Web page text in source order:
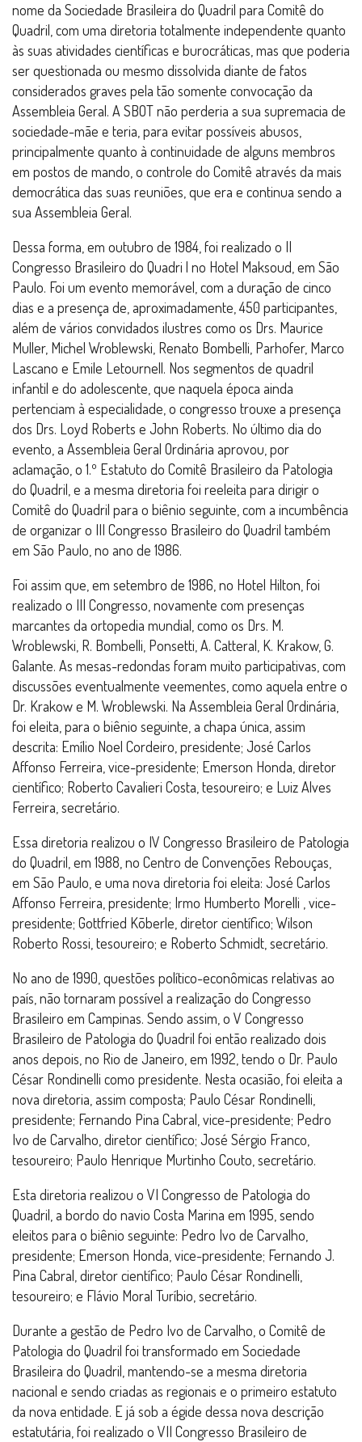
nome da Sociedade Brasileira do Quadril para Comitê do
Quadril, com uma diretoria totalmente independente quanto
às suas atividades científicas e burocráticas, mas que poderia
ser questionada ou mesmo dissolvida diante de fatos
considerados graves pela tão somente convocação da
Assembleia Geral. A SBOT não perderia a sua supremacia de
sociedade-mãe e teria, para evitar possíveis abusos,
principalmente quanto à continuidade de alguns membros
em postos de mando, o controle do Comitê através da mais
democrática das suas reuniões, que era e continua sendo a
sua Assembleia Geral.
Dessa forma, em outubro de 1984, foi realizado o II
Congresso Brasileiro do Quadri l no Hotel Maksoud, em São
Paulo. Foi um evento memorável, com a duração de cinco
dias e a presença de, aproximadamente, 450 participantes,
além de vários convidados ilustres como os Drs. Maurice
Muller, Michel Wroblewski, Renato Bombelli, Parhofer, Marco
Lascano e Emile Letournell. Nos segmentos de quadril
infantil e do adolescente, que naquela época ainda
pertenciam à especialidade, o congresso trouxe a presença
dos Drs. Loyd Roberts e John Roberts. No último dia do
evento, a Assembleia Geral Ordinária aprovou, por
aclamação, o 1.º Estatuto do Comitê Brasileiro da Patologia
do Quadril, e a mesma diretoria foi reeleita para dirigir o
Comitê do Quadril para o biênio seguinte, com a incumbência
de organizar o III Congresso Brasileiro do Quadril também
em São Paulo, no ano de 1986.
Foi assim que, em setembro de 1986, no Hotel Hilton, foi
realizado o III Congresso, novamente com presenças
marcantes da ortopedia mundial, como os Drs. M.
Wroblewski, R. Bombelli, Ponsetti, A. Catteral, K. Krakow, G.
Galante. As mesas-redondas foram muito participativas, com
discussões eventualmente veementes, como aquela entre o
Dr. Krakow e M. Wroblewski. Na Assembleia Geral Ordinária,
foi eleita, para o biênio seguinte, a chapa única, assim
descrita: Emílio Noel Cordeiro, presidente; José Carlos
Affonso Ferreira, vice-presidente; Emerson Honda, diretor
científico; Roberto Cavalieri Costa, tesoureiro; e Luiz Alves
Ferreira, secretário.
Essa diretoria realizou o IV Congresso Brasileiro de Patologia
do Quadril, em 1988, no Centro de Convenções Rebouças,
em São Paulo, e uma nova diretoria foi eleita: José Carlos
Affonso Ferreira, presidente; Irmo Humberto Morelli , vice-
presidente; Gottfried Kõberle, diretor científico; Wilson
Roberto Rossi, tesoureiro; e Roberto Schmidt, secretário.
No ano de 1990, questões político-econômicas relativas ao
país, não tornaram possível a realização do Congresso
Brasileiro em Campinas. Sendo assim, o V Congresso
Brasileiro de Patologia do Quadril foi então realizado dois
anos depois, no Rio de Janeiro, em 1992, tendo o Dr. Paulo
César Rondinelli como presidente. Nesta ocasião, foi eleita a
nova diretoria, assim composta; Paulo César Rondinelli,
presidente; Fernando Pina Cabral, vice-presidente; Pedro
Ivo de Carvalho, diretor científico; José Sérgio Franco,
tesoureiro; Paulo Henrique Murtinho Couto, secretário.
Esta diretoria realizou o VI Congresso de Patologia do
Quadril, a bordo do navio Costa Marina em 1995, sendo
eleitos para o biênio seguinte: Pedro Ivo de Carvalho,
presidente; Emerson Honda, vice-presidente; Fernando J.
Pina Cabral, diretor científico; Paulo César Rondinelli,
tesoureiro; e Flávio Moral Turíbio, secretário.
Durante a gestão de Pedro Ivo de Carvalho, o Comitê de
Patologia do Quadril foi transformado em Sociedade
Brasileira do Quadril, mantendo-se a mesma diretoria
nacional e sendo criadas as regionais e o primeiro estatuto
da nova entidade. E já sob a égide dessa nova descrição
estatutária, foi realizado o VII Congresso Brasileiro de